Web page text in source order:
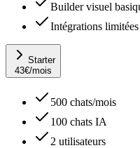
Builder visuel
Intégrations limitées
Starter
43€/mois
500 chats/mois
100 chats IA
2 utilisateurs